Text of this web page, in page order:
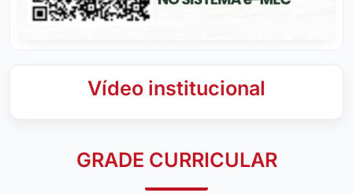
Vídeo institucional
GRADE CURRICULAR